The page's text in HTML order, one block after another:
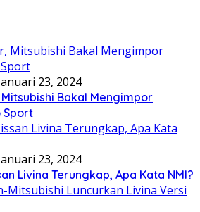
23, 2024
Bakal Mengimpor
Sport
23, 2024
Livina Terungkap, Apa Kata NMI?